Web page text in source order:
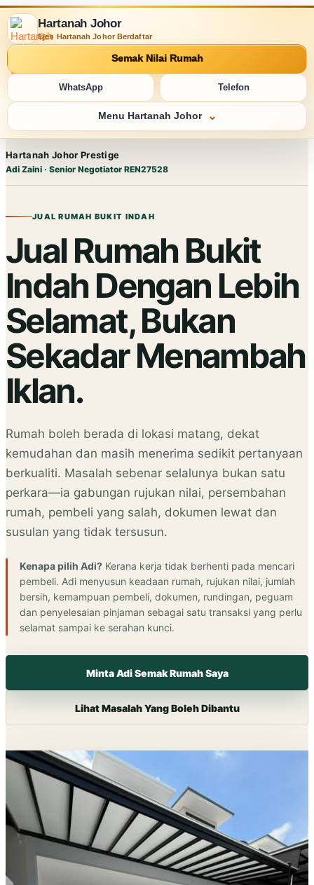
Hartanah Johor
Ejen Hartanah Johor Berdaftar
Semak Nilai Rumah
WhatsApp Telefon
Menu Hartanah Johor
Hartanah Johor Prestige
Adi Zaini · Senior Negotiator REN27528
JUAL RUMAH BUKIT INDAH
Jual Rumah Bukit
Indah Dengan Lebih
Selamat, Bukan
Sekadar Menambah
Iklan.
Rumah boleh berada di lokasi matang, dekat
kemudahan dan masih menerima sedikit pertanyaan
berkualiti. Masalah sebenar selalunya bukan satu
perkara—ia gabungan rujukan nilai, persembahan
rumah, pembeli yang salah, dokumen lewat dan
susulan yang tidak tersusun.
Kenapa pilih Adi? Kerana kerja tidak berhenti pada mencari
pembeli. Adi menyusun keadaan rumah, rujukan nilai, jumlah
bersih, kemampuan pembeli, dokumen, rundingan, peguam
dan penyelesaian pinjaman sebagai satu transaksi yang perlu
selamat sampai ke serahan kunci.
Minta Adi Semak Rumah Saya
Lihat Masalah Yang Boleh Dibantu